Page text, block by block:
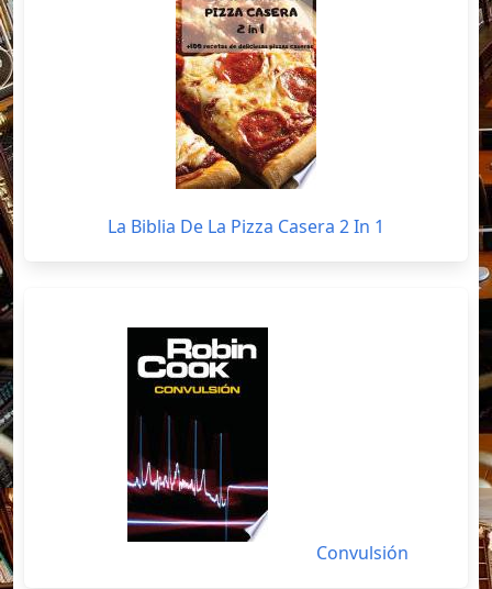
La Biblia De La Pizza Casera 2 In 1
Convulsión